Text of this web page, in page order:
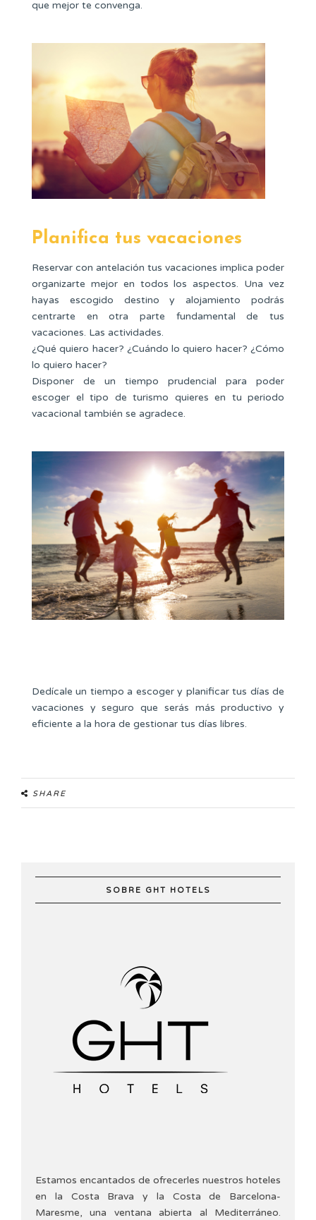
que mejor te convenga.
Planifica tus vacaciones
Reservar con antelación tus vacaciones implica poder
organizarte mejor en todos los aspectos. Una vez
hayas escogido destino y alojamiento podrás
centrarte en otra parte fundamental de tus
vacaciones. Las actividades.
¿Qué quiero hacer? ¿Cuándo lo quiero hacer? ¿Cómo
lo quiero hacer?
Disponer de un tiempo prudencial para poder
escoger el tipo de turismo quieres en tu periodo
vacacional también se agradece.
Dedícale un tiempo a escoger y planificar tus días de
vacaciones y seguro que serás más productivo y
eficiente a la hora de gestionar tus días libres.
SHARE
SOBRE GHT HOTELS
Estamos encantados de ofrecerles nuestros hoteles
en la Costa Brava y la Costa de Barcelona-
Maresme, una ventana abierta al Mediterráneo.